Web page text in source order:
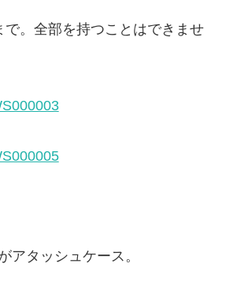
。全部を持つことはできませ
アタッシュケース。